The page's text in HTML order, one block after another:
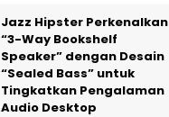
Jazz Hipster Perkenalkan
“3-Way Bookshelf
Speaker” dengan Desain
“Sealed Bass” untuk
Tingkatkan Pengalaman
Audio Desktop